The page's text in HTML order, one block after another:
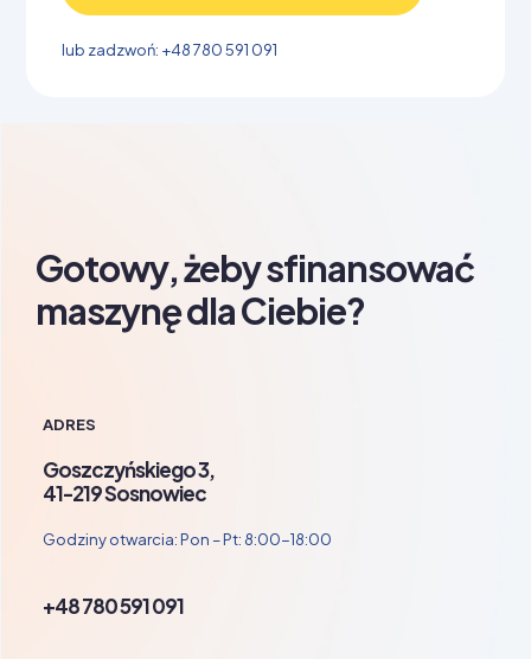
lub zadzwoń: +48 780 591 091
Gotowy, żeby sfinansować
maszynę dla Ciebie?​
ADRES
Goszczyńskiego 3,
41-219 Sosnowiec
Godziny otwarcia: Pon – Pt: 8:00-18:00
+48 780 591 091